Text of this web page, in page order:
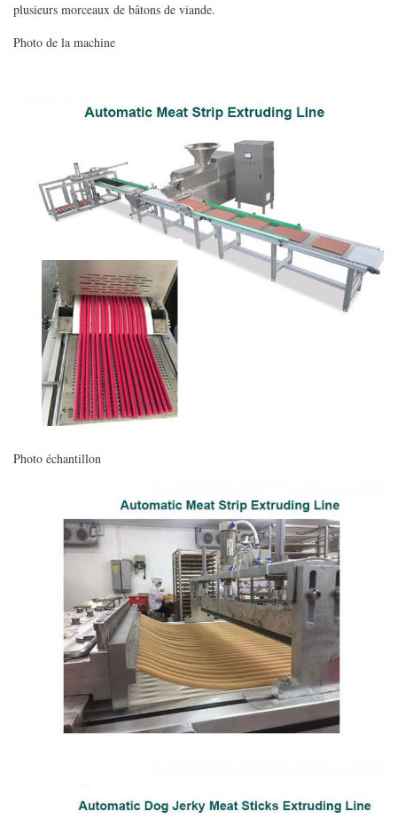
plusieurs morceaux de bâtons de viande.
Photo de la machine
Photo échantillon